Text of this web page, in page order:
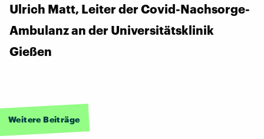
Ulrich Matt, Leiter der Covid-Nachsorge-
Ambulanz an der Universitätsklinik
Gießen
Weitere Beiträge